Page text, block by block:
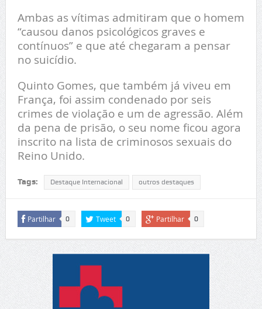
Ambas as vítimas admitiram que o homem
“causou danos psicológicos graves e
contínuos” e que até chegaram a pensar
no suicídio.
Quinto Gomes, que também já viveu em
França, foi assim condenado por seis
crimes de violação e um de agressão. Além
da pena de prisão, o seu nome ficou agora
inscrito na lista de criminosos sexuais do
Reino Unido.
Tags: Destaque Internacional outros destaques
Partilhar 0 Tweet 0 Partilhar 0